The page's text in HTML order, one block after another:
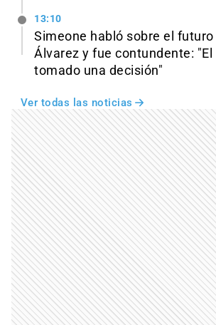
13:10
Simeone habló sobre el
Álvarez y fue contundente: "El
tomado una decisión"
Ver todas las noticias